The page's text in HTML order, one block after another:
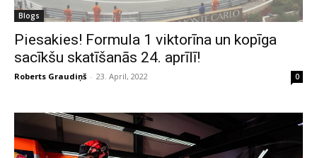
Blogs
Piesakies! Formula 1 viktorīna un kopīga
sacīkšu skatīšanās 24. aprīlī!
Roberts Graudiņš - 23. April, 2022 0